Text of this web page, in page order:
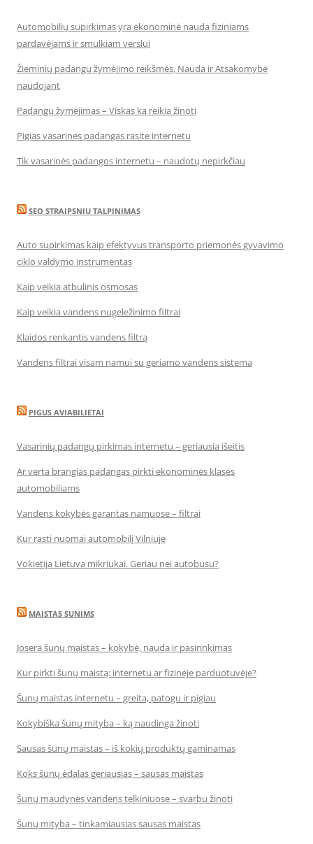
Automobilių supirkimas yra ekonominė nauda fiziniams
pardavėjams ir smulkiam verslui
Žieminių padangų žymėjimo reikšmės, Nauda ir Atsakomybė
naudojant
Padangų žymėjimas – Viskas ką reikia žinoti
Pigias vasarines padangas rasite internetu
Tik vasarinės padangos internetu – naudotų nepirkčiau
SEO STRAIPSNIU TALPINIMAS
Auto supirkimas kaip efektyvus transporto priemonės gyvavimo
ciklo valdymo instrumentas
Kaip veikia atbulinis osmosas
Kaip veikia vandens nugeležinimo filtrai
Klaidos renkantis vandens filtrą
Vandens filtrai visam namui su geriamo vandens sistema
PIGUS AVIABILIETAI
Vasarinių padangų pirkimas internetu – geriausia išeitis
Ar verta brangias padangas pirkti ekonominės klasės
automobiliams
Vandens kokybės garantas namuose – filtrai
Kur rasti nuomai automobilį Vilniuje
Vokietija Lietuva mikriukai. Geriau nei autobusu?
MAISTAS SUNIMS
Josera šunų maistas – kokybė, nauda ir pasirinkimas
Kur pirkti šunų maistą: internetu ar fizinėje parduotuvėje?
Šunų maistas internetu – greita, patogu ir pigiau
Kokybiška šunų mityba – ką naudinga žinoti
Sausas šunų maistas – iš kokių produktų gaminamas
Koks šunų ėdalas geriausias – sausas maistas
Šunų maudynės vandens telkiniuose – svarbu žinoti
Šunų mityba – tinkamiausias sausas maistas